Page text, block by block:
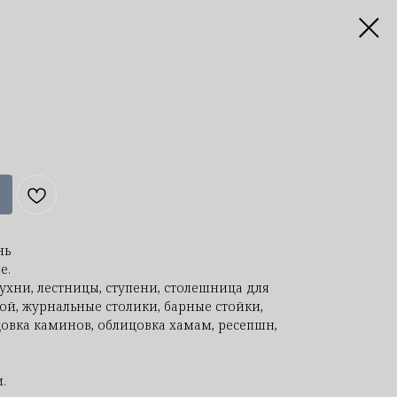
лестницы, ступени, столешница для
журнальные столики, барные стойки,
каминов, облицовка хамам, ресепшн,